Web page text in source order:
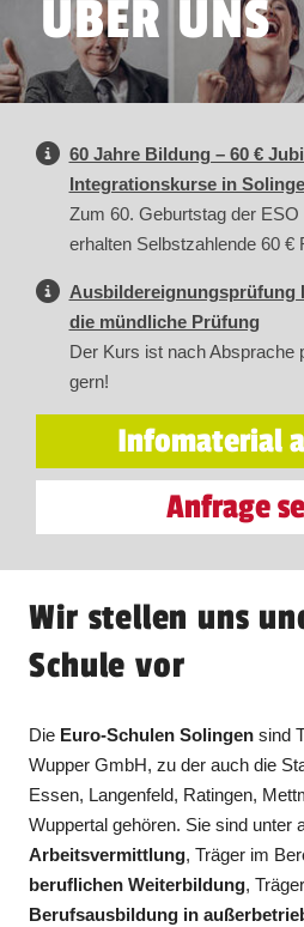
ÜBER UNS
60 Jahre Bildung – 60 €
Integrationskurse in
Zum 60. Geburtstag der
erhalten Selbstzahlende 60 €
Ausbildereignungsprüfung
die mündliche Prüfung
Der Kurs ist nach Absprache
gern!
Infomaterial
Anfrage
Wir stellen uns
Schule vor
Die Euro-Schulen Solingen sind
Wupper GmbH, zu der auch die
Essen, Langenfeld, Ratingen,
Wuppertal gehören. Sie sind unter
Arbeitsvermittlung, Träger im
beruflichen Weiterbildung,
Berufsausbildung in